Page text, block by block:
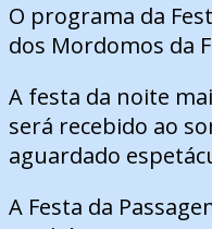
O programa da
dos Mordomos da
A festa da noite
será recebido ao
aguardado
A Festa da